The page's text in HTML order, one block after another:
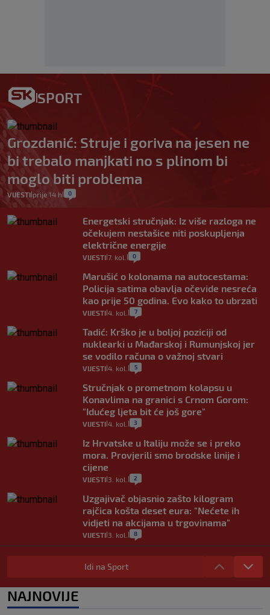
SPORT
Grozdanić: Struje i goriva na jesen ne
bi trebalo manjkati no s plinom bi
moglo biti problema
VIJESTI prije 14 h 0
Energetski stručnjak: Iz više razloga ne
očekujem nestašice niti poskupljenja
električne energije
VIJESTI 7. kol. 0
Marušić o kolonama na autocestama:
Policija satima obavlja očevide nesreća
kao prije 50 godina. Evo kako to ubrzati
VIJESTI 4. kol. 7
Tadić: Krško je u boljoj poziciji od
nuklearki u Mađarskoj i Rumunjskoj jer
se vodilo računa o važnoj stvari
VIJESTI 4. kol. 5
Stručnjak o prometnom kolapsu u
Konavlima na granici s Crnom Gorom:
"Idućeg ljeta bit će još gore"
VIJESTI 4. kol. 3
Iz Hrvatske u Italiju može se i preko
mora. Provjerili smo brodske linije i
cijene
VIJESTI 3. kol. 2
Uzgajivač objasnio zašto kilogram
rajčica košta deset eura: "Nećete ih
vidjeti na akcijama u trgovinama"
VIJESTI 3. kol. 8
Selidba je jedno od stresnijih iskustava.
Evo aktualnih cijena i nekoliko savjeta
0
Idi na Sport
NAJNOVIJE